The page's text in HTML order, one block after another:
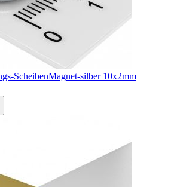
ScheibenMagnet-silber 10x2mm